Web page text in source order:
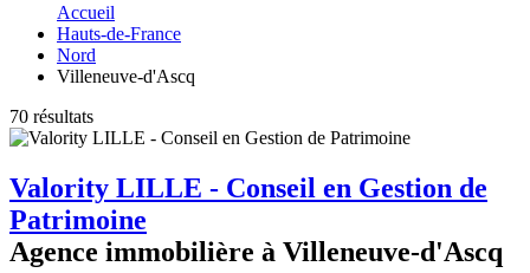
Accueil
Hauts-de-France
Nord
Villeneuve-d'Ascq
70 résultats
Valority LILLE - Conseil en Gestion de
Patrimoine
Agence immobilière à Villeneuve-d'Ascq